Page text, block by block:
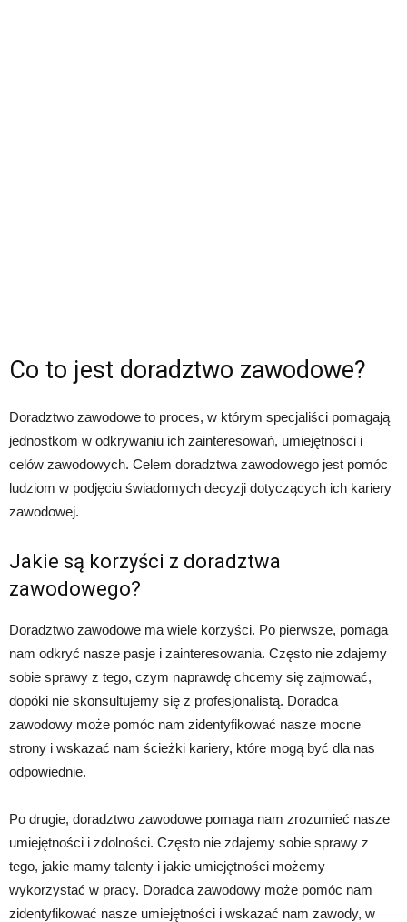
Co to jest doradztwo zawodowe?
Doradztwo zawodowe to proces, w którym specjaliści pomagają
jednostkom w odkrywaniu ich zainteresowań, umiejętności i
celów zawodowych. Celem doradztwa zawodowego jest pomóc
ludziom w podjęciu świadomych decyzji dotyczących ich kariery
zawodowej.
Jakie są korzyści z doradztwa
zawodowego?
Doradztwo zawodowe ma wiele korzyści. Po pierwsze, pomaga
nam odkryć nasze pasje i zainteresowania. Często nie zdajemy
sobie sprawy z tego, czym naprawdę chcemy się zajmować,
dopóki nie skonsultujemy się z profesjonalistą. Doradca
zawodowy może pomóc nam zidentyfikować nasze mocne
strony i wskazać nam ścieżki kariery, które mogą być dla nas
odpowiednie.
Po drugie, doradztwo zawodowe pomaga nam zrozumieć nasze
umiejętności i zdolności. Często nie zdajemy sobie sprawy z
tego, jakie mamy talenty i jakie umiejętności możemy
wykorzystać w pracy. Doradca zawodowy może pomóc nam
zidentyfikować nasze umiejętności i wskazać nam zawody, w